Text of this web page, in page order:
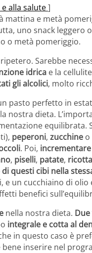
alla salute]
mattina e metà
uno snack leggero
o metà pomeriggio.
Sarebbe
idrica e la
gli alcolici, molto
pasto perfetto in
nostra dieta.
equilibrata.
peperoni, zucchine o
. Poi, incrementare
, piselli, patate,
questi cibi nella
e un cucchiaino di olio
benefici
nella nostra dieta.
integrale e cotta al
in questo caso è
inserire nel